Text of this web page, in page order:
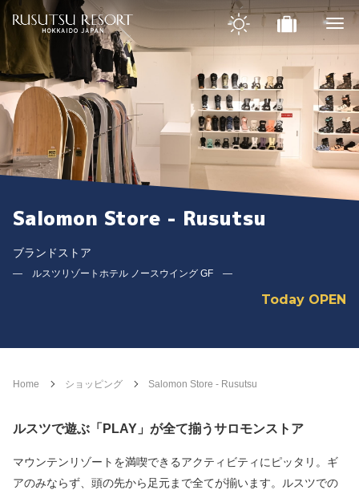
Salomon Store - Rusutsu
ブランドストア
― ルスツリゾートホテル ノースウイング GF ―
Today OPEN
Home ショッピング Salomon Store - Rusutsu
ルスツで遊ぶ「PLAY」が全て揃うサロモンストア
マウンテンリゾートを満喫できるアクティビティにピッタリ。ギ
アのみならず、頭の先から足元まで全てが揃います。ルスツでの